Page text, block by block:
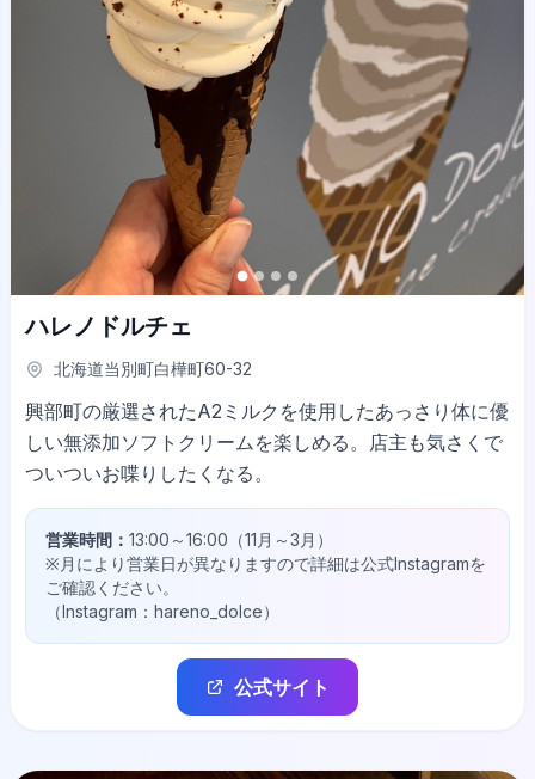
ハレノドルチェ
北海道当別町白樺町60-32
興部町の厳選されたA2ミルクを使用したあっさり体に優
しい無添加ソフトクリームを楽しめる。店主も気さくで
ついついお喋りしたくなる。
営業時間： 13:00～16:00（11月～3月）
※月により営業日が異なりますので詳細は公式Instagramを
ご確認ください。
（Instagram：hareno_dolce）
公式サイト